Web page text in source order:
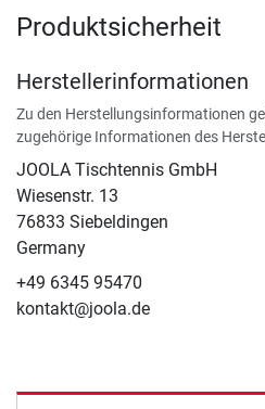
Produktsicherheit
Herstellerinformationen
Zu den Herstellungsinformationen
zugehörige Informationen des
JOOLA Tischtennis GmbH
Wiesenstr. 13
76833 Siebeldingen
Germany
+49 6345 95470
kontakt@joola.de